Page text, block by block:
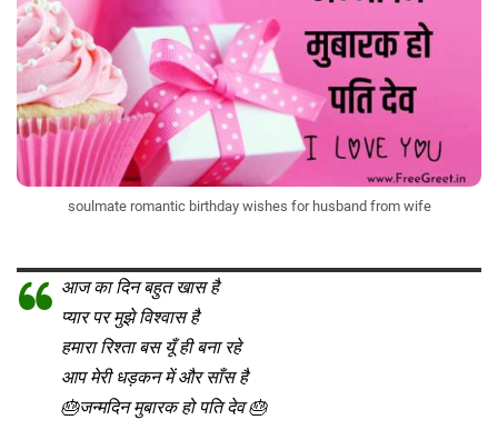
soulmate romantic birthday wishes for husband from wife
आज का दिन बहुत खास है
प्यार पर मुझे विश्वास है
हमारा रिश्ता बस यूँ ही बना रहे
आप मेरी धड़कन में और साँस है
🎂जन्मदिन मुबारक हो पति देव 🎂